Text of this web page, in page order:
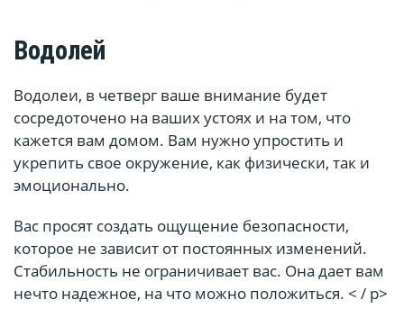
Водолей
Водолеи, в четверг ваше внимание будет
сосредоточено на ваших устоях и на том, что
кажется вам домом. Вам нужно упростить и
укрепить свое окружение, как физически, так и
эмоционально.
Вас просят создать ощущение безопасности,
которое не зависит от постоянных изменений.
Стабильность не ограничивает вас. Она дает вам
нечто надежное, на что можно положиться. < / p>